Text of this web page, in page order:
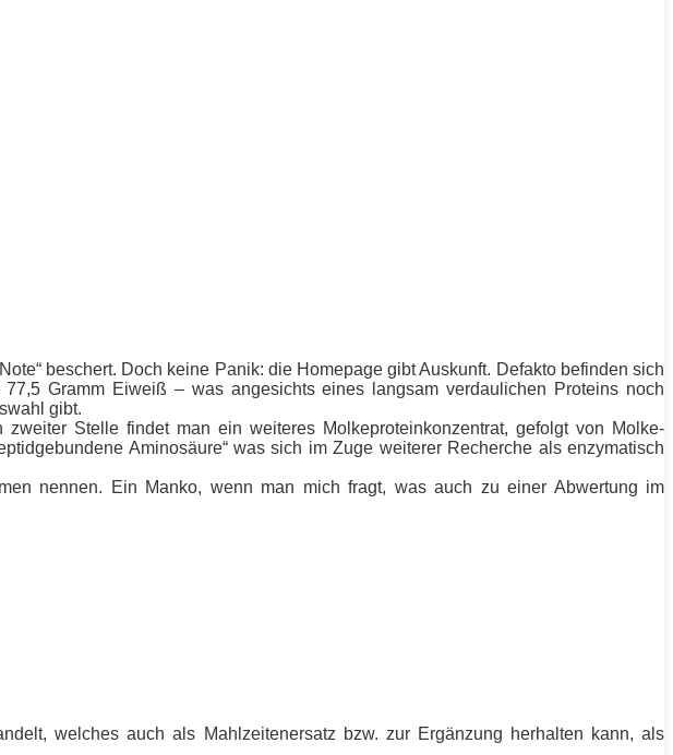
beschert. Doch keine Panik: die Homepage gibt Auskunft. Defakto befinden sich
Gramm Eiweiß – was angesichts eines langsam verdaulichen Proteins noch
gibt.
Stelle findet man ein weiteres Molkeproteinkonzentrat, gefolgt von Molke-
Aminosäure“ was sich im Zuge weiterer Recherche als enzymatisch
nennen. Ein Manko, wenn man mich fragt, was auch zu einer Abwertung im
welches auch als Mahlzeitenersatz bzw. zur Ergänzung herhalten kann, als